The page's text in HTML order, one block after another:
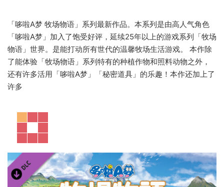
「哆啦A梦 牧场物语」系列最新作品。本系列是由高人气角色
「哆啦A梦」加入了饱受好评，延续25年以上的游戏系列「牧场
物语」世界。是能打动所有世代的温馨牧场生活游戏。 本作除
了能体验「牧场物语」系列特有的种植作物和照料动物之外，
还有许多活用「哆啦A梦」「秘密道具」的乐趣！本作还加上了
许多